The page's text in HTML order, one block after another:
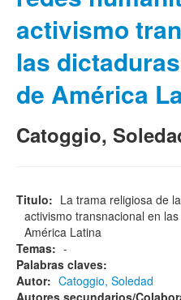
activismo
las
de América
Catoggio,
Titulo: La trama religiosa de
activismo transnacional en
América Latina
Temas: -
Palabras claves:
Autor: Catoggio, Soledad
Autores secundarios/